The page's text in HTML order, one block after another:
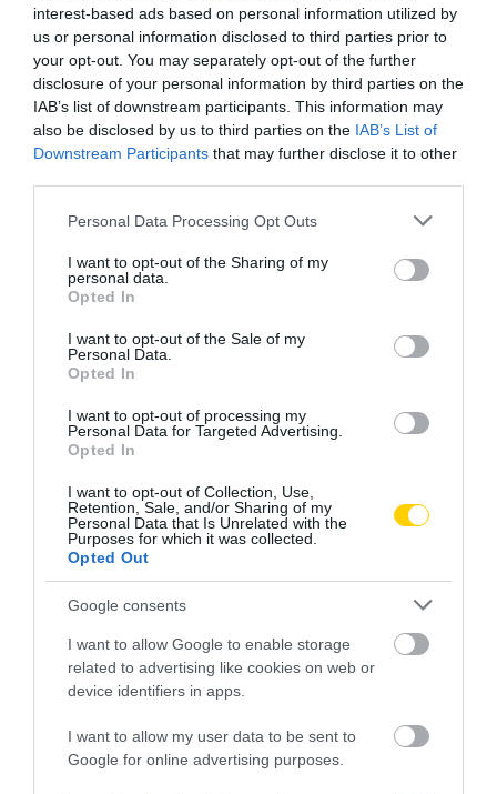
interest-based ads based on personal information utilized by
us or personal information disclosed to third parties prior to
your opt-out. You may separately opt-out of the further
disclosure of your personal information by third parties on the
IAB’s list of downstream participants. This information may
also be disclosed by us to third parties on the IAB’s List of
Downstream Participants that may further disclose it to other
Please note that this website/app uses one or more Google
not limited to your visit or usage behaviour. You may click to
grant or deny consent to Google and its third-party tags to
use your data for below specified purposes in below Google
consent section.
Personal Data Processing Opt Outs
I want to opt-out of the Sharing of my
personal data.
Opted In
I want to opt-out of the Sale of my
Personal Data.
Opted In
I want to opt-out of processing my
Personal Data for Targeted Advertising.
Opted In
I want to opt-out of Collection, Use,
Retention, Sale, and/or Sharing of my
Personal Data that Is Unrelated with the
Purposes for which it was collected.
Opted Out
Google consents
I want to allow Google to enable storage
related to advertising like cookies on web or
device identifiers in apps.
I want to allow my user data to be sent to
Google for online advertising purposes.